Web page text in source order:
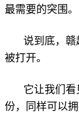
最需要的突围。
说到底，赣
被打开。
它让我们看
份，同样可以